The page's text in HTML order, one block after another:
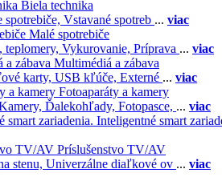
Biela technika
spotrebiče, Vstavané spotreb ... viac
Malé spotrebiče
teplomery, Vykurovanie, Príprava ... viac
Multimédiá a zábava
karty, USB kľúče, Externé ... viac
Fotoaparáty a kamery
Ďalekohľady, Fotopasce, ... viac
Inteligentné smart
Príslušenstvo TV/AV
stenu, Univerzálne diaľkové ov ... viac